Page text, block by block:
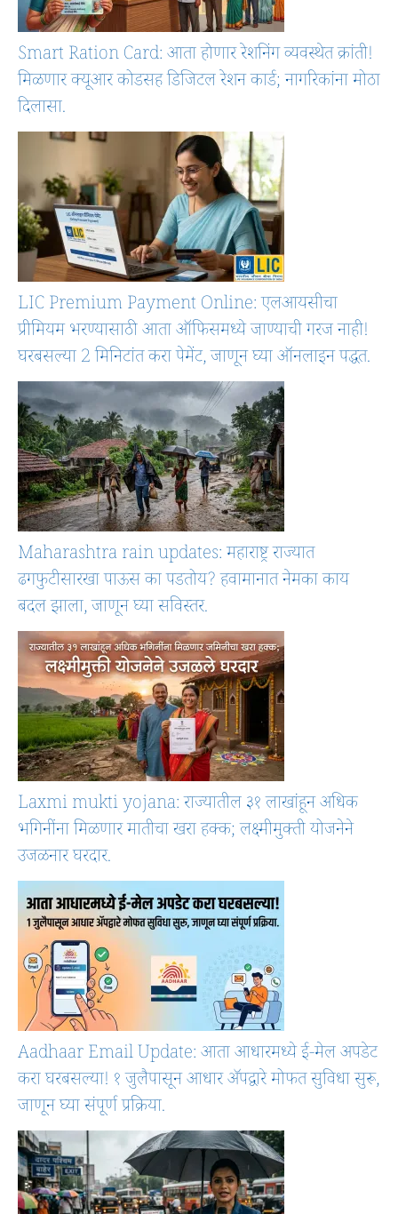
Smart Ration Card: आता होणार रेशनिंग व्यवस्थेत क्रांती!
मिळणार क्यूआर कोडसह डिजिटल रेशन कार्ड; नागरिकांना मोठा
दिलासा.
LIC Premium Payment Online: एलआयसीचा
प्रीमियम भरण्यासाठी आता ऑफिसमध्ये जाण्याची गरज नाही!
घरबसल्या 2 मिनिटांत करा पेमेंट, जाणून घ्या ऑनलाइन पद्धत.
Maharashtra rain updates: महाराष्ट्र राज्यात
ढगफुटीसारखा पाऊस का पडतोय? हवामानात नेमका काय
बदल झाला, जाणून घ्या सविस्तर.
Laxmi mukti yojana: राज्यातील ३१ लाखांहून अधिक
भगिनींना मिळणार मातीचा खरा हक्क; लक्ष्मीमुक्ती योजनेने
उजळनार घरदार.
Aadhaar Email Update: आता आधारमध्ये ई-मेल अपडेट
करा घरबसल्या! १ जुलैपासून आधार ॲपद्वारे मोफत सुविधा सुरू,
जाणून घ्या संपूर्ण प्रक्रिया.